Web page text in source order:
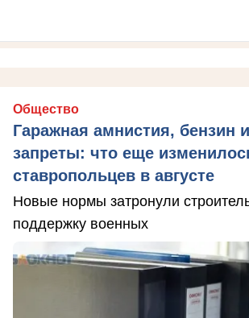
Общество
Гаражная амнистия, бензин
запреты: что еще
ставропольцев в августе
Новые нормы затронули
поддержку военных